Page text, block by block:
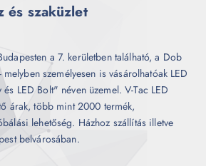
és szaküzlet
a 7. kerületben található, a Dob
személyesen is vásárolhatóak LED
LED Bolt" néven üzemel. V-Tac LED
árak, több mint 2000 termék,
lehetőség. Házhoz szállítás illetve
belvárosában.